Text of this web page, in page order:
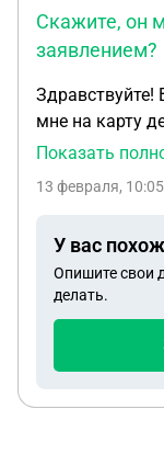
Скажите, он
заявлением?
Здравствуйте!
мне на карту
100000 руб.
суд. Скажите,
Показать
13 февраля, 10:05
У вас
Опишите свои
делать.